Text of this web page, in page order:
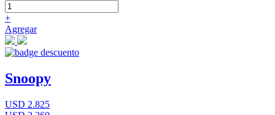
+
Agregar
Snoopy
USD 2.825